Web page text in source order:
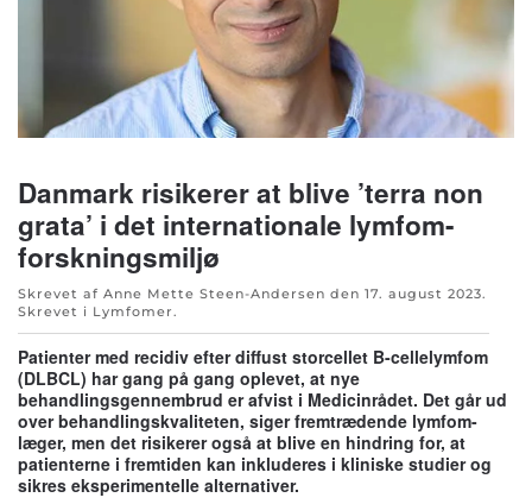
Danmark risikerer at blive ’terra non
grata’ i det internationale lymfom-
forskningsmiljø
Skrevet af Anne Mette Steen-Andersen den 17. august 2023.
Skrevet i Lymfomer.
Patienter med recidiv efter diffust storcellet B-cellelymfom
(DLBCL) har gang på gang oplevet, at nye
behandlingsgennembrud er afvist i Medicinrådet. Det går ud
over behandlingskvaliteten, siger fremtrædende lymfom-
læger, men det risikerer også at blive en hindring for, at
patienterne i fremtiden kan inkluderes i kliniske studier og
sikres eksperimentelle alternativer.